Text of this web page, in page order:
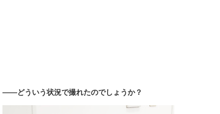
――どういう状況で撮れたのでしょうか？